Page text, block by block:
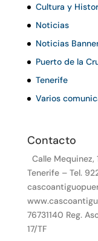
Cultura y
Noticias
Noticias
Puerto de la
Tenerife
Varios
Contacto
Calle
Tenerife – Tel.
76731140 Reg.
17/TF